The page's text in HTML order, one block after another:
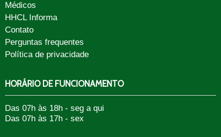
Médicos
HHCL Informa
Contato
Perguntas frequentes
Política de privacidade
HORÁRIO DE FUNCIONAMENTO
Das 07h às 18h - seg a qui
Das 07h às 17h - sex